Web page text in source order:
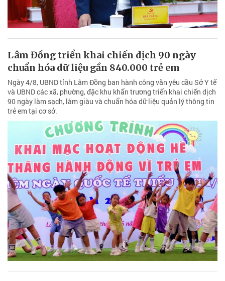
Lâm Đồng triển khai chiến dịch 90 ngày
chuẩn hóa dữ liệu gần 840.000 trẻ em
Ngày 4/8, UBND tỉnh Lâm Đồng ban hành công văn yêu cầu Sở Y tế
và UBND các xã, phường, đặc khu khẩn trương triển khai chiến dịch
90 ngày làm sạch, làm giàu và chuẩn hóa dữ liệu quản lý thông tin
trẻ em tại cơ sở.